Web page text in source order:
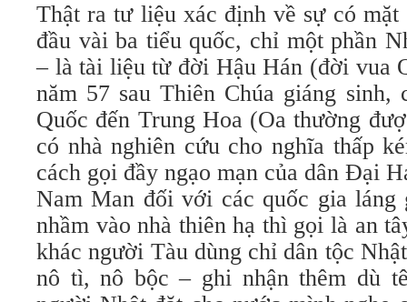
Thật ra tư liệu xác định về sự có
đầu vài ba tiểu quốc, chỉ một phần
– là tài liệu từ đời Hậu Hán (đời vua
năm 57 sau Thiên Chúa giáng
Quốc đến Trung Hoa (Oa thường
có nhà nghiên cứu cho nghĩa thấp
cách gọi đầy ngạo mạn của dân Đại
Nam Man đối với các quốc gia
nhầm vào nhà thiên hạ thì gọi là an
khác người Tàu dùng chỉ dân tộc
nô tì, nô bộc – ghi nhận thêm dù